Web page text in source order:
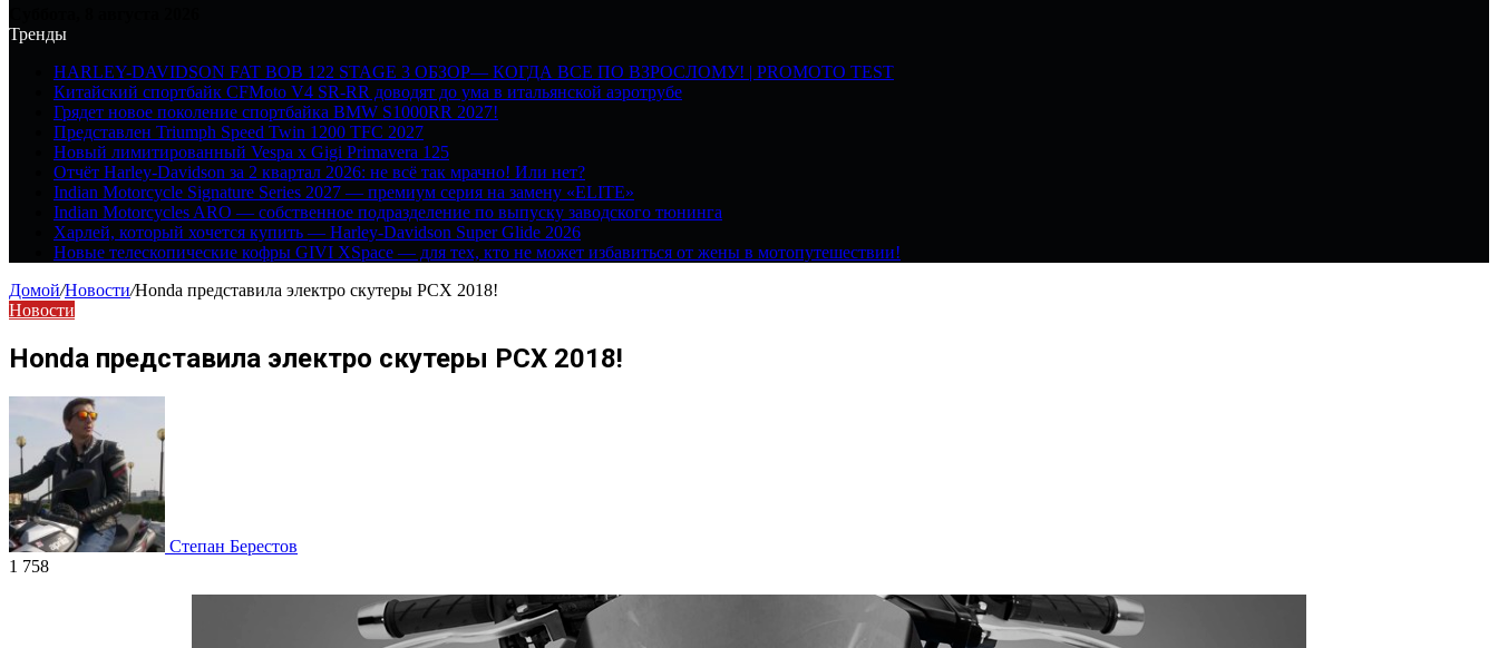
Тренды
HARLEY-DAVIDSON FAT BOB 122 STAGE 3 ОБЗОР— КОГДА ВСЕ ПО ВЗРОСЛОМУ! | PROMOTO TEST
Китайский спортбайк CFMoto V4 SR-RR доводят до ума в итальянской аэротрубе
Грядет новое поколение спортбайка BMW S1000RR 2027!
Представлен Triumph Speed Twin 1200 TFC 2027
Новый лимитированный Vespa x Gigi Primavera 125
Отчёт Harley-Davidson за 2 квартал 2026: не всё так мрачно! Или нет?
Indian Motorcycle Signature Series 2027 — премиум серия на замену «ELITE»
Indian Motorcycles ARO — собственное подразделение по выпуску заводского тюнинга
Харлей, который хочется купить — Harley-Davidson Super Glide 2026
Новые телескопические кофры GIVI XSpace — для тех, кто не может избавиться от жены в мотопутешествии!
Домой/Новости/Honda представила электро скутеры PCX 2018!
Новости
Honda представила электро скутеры PCX 2018!
Степан Берестов
1 758